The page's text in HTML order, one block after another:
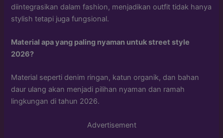
diintegrasikan dalam fashion, menjadikan outfit tidak hanya
stylish tetapi juga fungsional.
Material apa yang paling nyaman untuk street style
2026?
Material seperti denim ringan, katun organik, dan bahan
daur ulang akan menjadi pilihan nyaman dan ramah
lingkungan di tahun 2026.
Advertisement